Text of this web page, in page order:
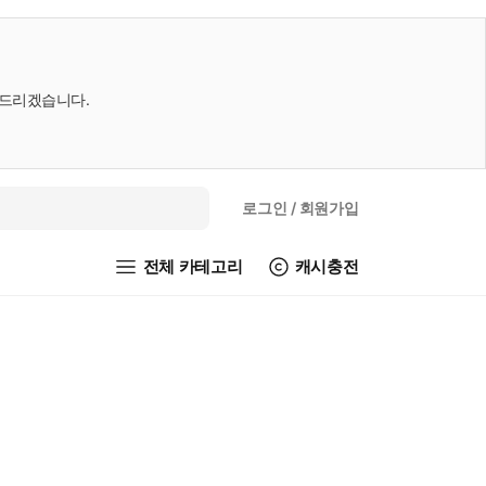
리겠습니다.
로그인 / 회원가입
전체 카테고리 캐시충전